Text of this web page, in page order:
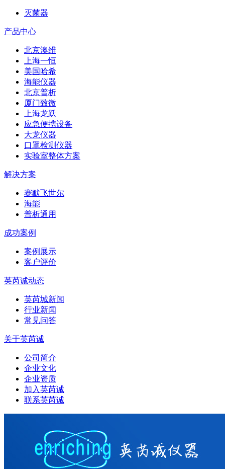
灭菌器
产品中心
北京澳维
上海一恒
美国哈希
海能仪器
北京普析
厦门致微
上海龙跃
应急便携设备
大龙仪器
口罩检测仪器
实验室整体方案
解决方案
赛默飞世尔
海能
普析通用
成功案例
案例展示
客户评价
英芮诚动态
英芮城新闻
行业新闻
常见问答
关于英芮诚
公司简介
企业文化
企业资质
加入英芮诚
联系英芮诚